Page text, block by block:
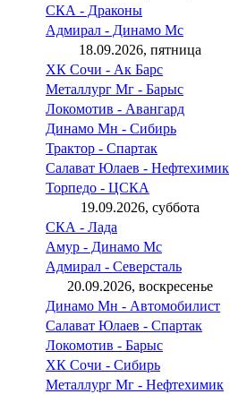
СКА - Драконы
Адмирал - Динамо Мс
18.09.2026, пятница
ХК Сочи - Ак Барс
Металлург Мг - Барыс
Локомотив - Авангард
Динамо Мн - Сибирь
Трактор - Спартак
Салават Юлаев - Нефтехимик
Торпедо - ЦСКА
19.09.2026, суббота
СКА - Лада
Амур - Динамо Мс
Адмирал - Северсталь
20.09.2026, воскресенье
Динамо Мн - Автомобилист
Салават Юлаев - Спартак
Локомотив - Барыс
ХК Сочи - Сибирь
Металлург Мг - Нефтехимик